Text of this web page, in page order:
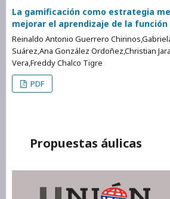
La gamificación como estrategia
mejorar el aprendizaje de la
Reinaldo Antonio Guerrero
Suárez,Ana González Ordoñez,Christian
Vera,Freddy Chalco Tigre
PDF
Propuestas áulicas